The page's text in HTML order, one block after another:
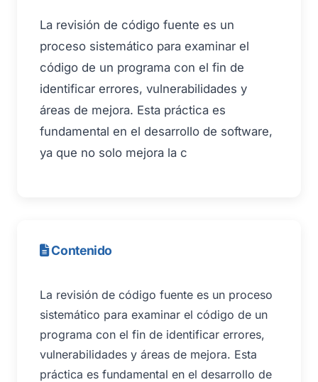
La revisión de código fuente es un
proceso sistemático para examinar el
código de un programa con el fin de
identificar errores, vulnerabilidades y
áreas de mejora. Esta práctica es
fundamental en el desarrollo de software,
ya que no solo mejora la c
Contenido
La revisión de código fuente es un proceso
sistemático para examinar el código de un
programa con el fin de identificar errores,
vulnerabilidades y áreas de mejora. Esta
práctica es fundamental en el desarrollo de